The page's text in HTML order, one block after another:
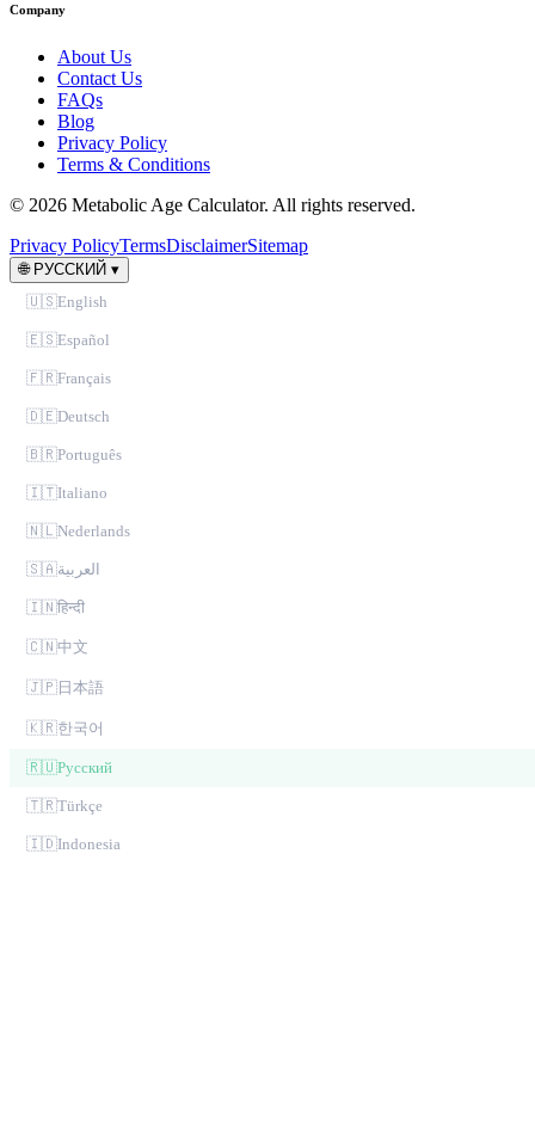
Company
About Us
Contact Us
FAQs
Blog
Privacy Policy
Terms & Conditions
© 2026 Metabolic Age Calculator. All rights reserved.
Privacy PolicyTermsDisclaimerSitemap
🌐 РУССКИЙ ▾
🇺🇸English
🇪🇸Español
🇫🇷Français
🇩🇪Deutsch
🇧🇷Português
🇮🇹Italiano
🇳🇱Nederlands
🇸🇦العربية
🇮🇳हिन्दी
🇨🇳中文
🇯🇵 日本語
🇰🇷한국어
🇷🇺Русский
🇹🇷Türkçe
🇮🇩Indonesia